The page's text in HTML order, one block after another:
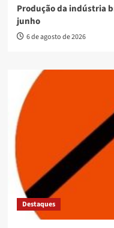
Produção da indústria
junho
6 de agosto de 2026
Destaques